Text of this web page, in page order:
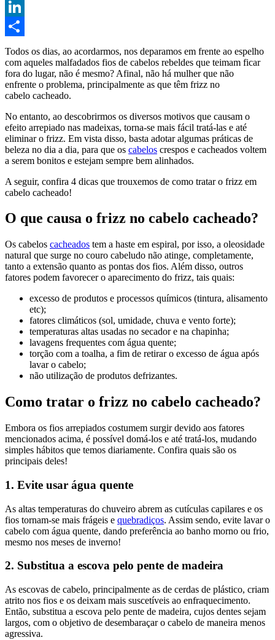
Pinterest
LinkedIn
Compartilhar
Todos os dias, ao acordarmos, nos deparamos em frente ao espelho
com aqueles malfadados fios de cabelos rebeldes que teimam ficar
fora do lugar, não é mesmo? Afinal, não há mulher que não
enfrente o problema, principalmente as que têm frizz no
cabelo cacheado.
No entanto, ao descobrirmos os diversos motivos que causam o
efeito arrepiado nas madeixas, torna-se mais fácil tratá-las e até
eliminar o frizz. Em vista disso, basta adotar algumas práticas de
beleza no dia a dia, para que os cabelos crespos e cacheados voltem
a serem bonitos e estejam sempre bem alinhados.
A seguir, confira 4 dicas que trouxemos de como tratar o frizz em
cabelo cacheado!
O que causa o frizz no cabelo cacheado?
Os cabelos cacheados tem a haste em espiral, por isso, a oleosidade
natural que surge no couro cabeludo não atinge, completamente,
tanto a extensão quanto as pontas dos fios. Além disso, outros
fatores podem favorecer o aparecimento do frizz, tais quais:
excesso de produtos e processos químicos (tintura, alisamento
etc);
fatores climáticos (sol, umidade, chuva e vento forte);
temperaturas altas usadas no secador e na chapinha;
lavagens frequentes com água quente;
torção com a toalha, a fim de retirar o excesso de água após
lavar o cabelo;
não utilização de produtos defrizantes.
Como tratar o frizz no cabelo cacheado?
Embora os fios arrepiados costumem surgir devido aos fatores
mencionados acima, é possível domá-los e até tratá-los, mudando
simples hábitos que temos diariamente. Confira quais são os
principais deles!
1. Evite usar água quente
As altas temperaturas do chuveiro abrem as cutículas capilares e os
fios tornam-se mais frágeis e quebradiços. Assim sendo, evite lavar o
cabelo com água quente, dando preferência ao banho morno ou frio,
mesmo nos meses de inverno!
2. Substitua a escova pelo pente de madeira
As escovas de cabelo, principalmente as de cerdas de plástico, criam
atrito nos fios e os deixam mais suscetíveis ao enfraquecimento.
Então, substitua a escova pelo pente de madeira, cujos dentes sejam
largos, com o objetivo de desembaraçar o cabelo de maneira menos
agressiva.